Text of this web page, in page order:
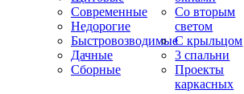
Современные
Недорогие
Быстровозводимые
Дачные
Сборные
Со вторым
светом
С крыльцом
3 спальни
Проекты
каркасных